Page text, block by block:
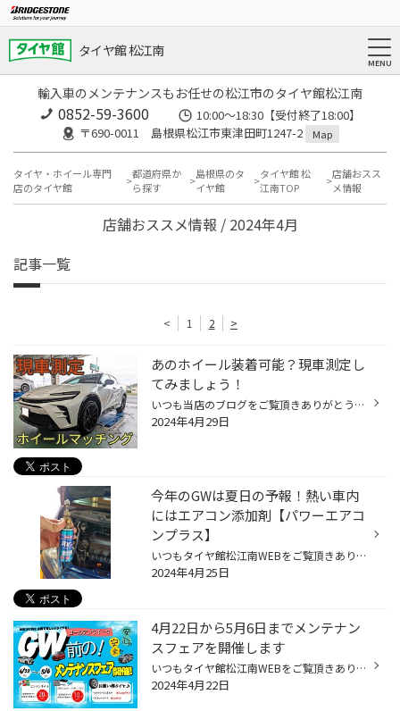
タイヤ館 松江南
輸入車のメンテナンスもお任せの松江市のタイヤ館松江南
0852-59-3600
10:00～18:30【受付終了18:00】
〒690-0011 島根県松江市東津田町1247-2
Map
タイヤ・ホイール専門
店のタイヤ館
都道府県か
ら探す
島根県のタ
イヤ館
タイヤ館 松
江南TOP
店舗おスス
メ情報
店舗おススメ情報 / 2024年4月
記事一覧
< 1 2 >
あのホイール装着可能？現車測定し
てみましょう！
いつも当店のブログをご覧頂きありがとうございます。 タイヤ館松江南のかわかみです！ 当店ではホイールの装着判定を行うため 現車を使ってのクリアランス現車測定を行っています。 保安基準にのっとって、ツライチまでの各所の測定や 場合によっては、型紙を使ってのブレーキ回避の確認 なども行...
2024年4月29日
今年のGWは夏日の予報！熱い車内
にはエアコン添加剤【パワーエアコ
ンプラス】
いつもタイヤ館松江南WEBをご覧頂きありがとうございます スタッフのさかいです 今年の桜も終わりましたね〜 そして暑い日が続きますね、、、 すでにエアコンを入れてるなんて方もいらっしゃるはず 効きが弱いな〜 もっと冷えてほしいな〜という方に おすすめの商品！ ワコーズ パワーエアコンプラ...
2024年4月25日
4月22日から5月6日までメンテナン
スフェアを開催します
いつもタイヤ館松江南WEBをご覧頂きありがとうございます スタッフのさかいです お得なメンテナンスフェアのご紹介です！ 間もなく楽しい楽しいゴールデンウィーク！ そんな楽しいお出かけ前にお車の無料安全点検をオススメします。 メンテナンス用品も オイル20％オフ、 バッテリー15％オフ、 エア...
2024年4月22日